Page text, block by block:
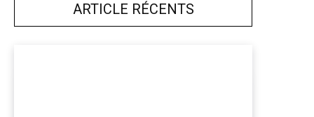
ARTICLE RÉCENTS